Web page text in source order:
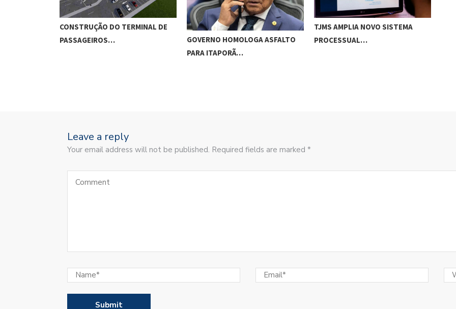
CONSTRUÇÃO DO TERMINAL DE
PASSAGEIROS…
GOVERNO HOMOLOGA ASFALTO
PARA ITAPORÃ…
TJMS AMPLIA NOVO SISTEMA
PROCESSUAL…
Leave a reply
Your email address will not be published. Required fields are marked *